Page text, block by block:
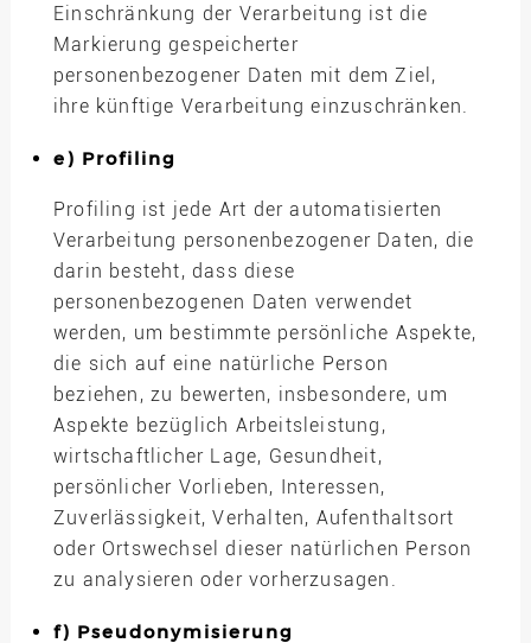
Einschränkung der Verarbeitung ist die
Markierung gespeicherter
personenbezogener Daten mit dem Ziel,
ihre künftige Verarbeitung einzuschränken.
e) Profiling
Profiling ist jede Art der automatisierten
Verarbeitung personenbezogener Daten, die
darin besteht, dass diese
personenbezogenen Daten verwendet
werden, um bestimmte persönliche Aspekte,
die sich auf eine natürliche Person
beziehen, zu bewerten, insbesondere, um
Aspekte bezüglich Arbeitsleistung,
wirtschaftlicher Lage, Gesundheit,
persönlicher Vorlieben, Interessen,
Zuverlässigkeit, Verhalten, Aufenthaltsort
oder Ortswechsel dieser natürlichen Person
zu analysieren oder vorherzusagen.
f) Pseudonymisierung